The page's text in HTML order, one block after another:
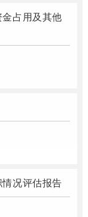
占用及其他
况评估报告